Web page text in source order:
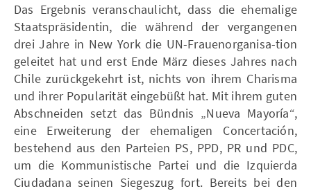
Das Ergebnis veranschaulicht, dass die ehemalige
Staatspräsidentin, die während der vergangenen
drei Jahre in New York die UN-Frauenorganisa-tion
geleitet hat und erst Ende März dieses Jahres nach
Chile zurückgekehrt ist, nichts von ihrem Charisma
und ihrer Popularität eingebüßt hat. Mit ihrem guten
Abschneiden setzt das Bündnis „Nueva Mayoría“,
eine Erweiterung der ehemaligen Concertación,
bestehend aus den Parteien PS, PPD, PR und PDC,
um die Kommunistische Partei und die Izquierda
Ciudadana seinen Siegeszug fort. Bereits bei den